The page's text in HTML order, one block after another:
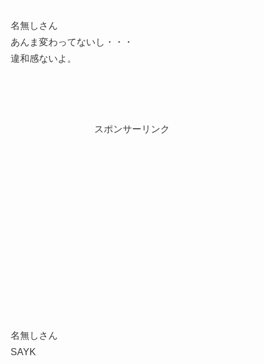
名無しさん
あんま変わってないし・・・
違和感ないよ。
スポンサーリンク
名無しさん
SAYK